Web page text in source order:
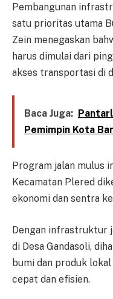
Pembangunan
satu prioritas utama
Zein menegaskan
harus dimulai dari
akses transportasi di
Baca Juga:
Pemimpin Kota
Program jalan mulus
Kecamatan Plered
ekonomi dan sentra
Dengan infrastruktur
di Desa Gandasoli,
bumi dan produk
cepat dan efisien.